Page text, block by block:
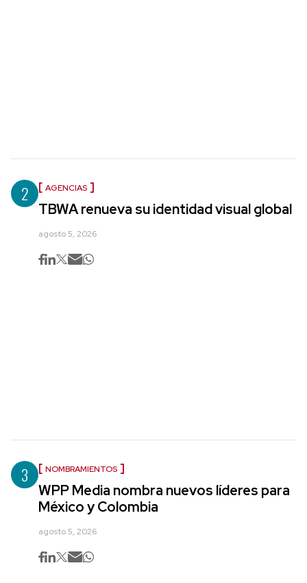
2 AGENCIAS
TBWA renueva su identidad visual global
agosto 5, 2026
3 NOMBRAMIENTOS
WPP Media nombra nuevos líderes para
México y Colombia
agosto 5, 2026